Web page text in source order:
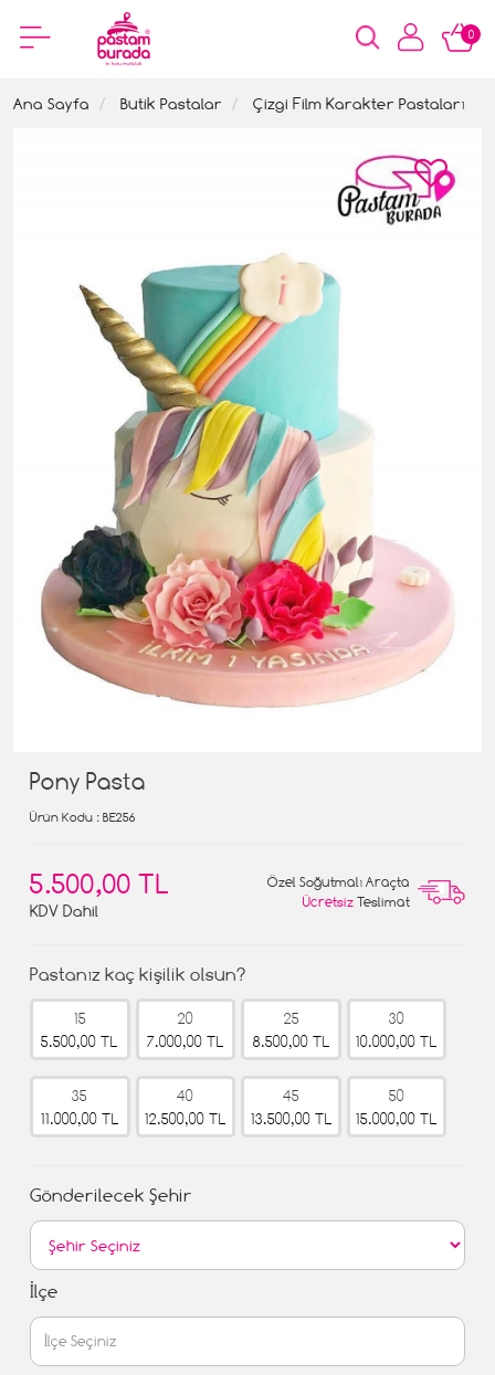
0
Ana Sayfa Butik Pastalar Çizgi Film Karakter Pastaları
Pony Pasta
Ürün Kodu : BE256
5.500,00 TL
KDV Dahil
Özel Soğutmalı Araçta
Ücretsiz Teslimat
Pastanız kaç kişilik olsun?
15
5.500,00 TL
20
7.000,00 TL
25
8.500,00 TL
30
10.000,00 TL
35
11.000,00 TL
40
12.500,00 TL
45
13.500,00 TL
50
15.000,00 TL
Gönderilecek Şehir
İlçe